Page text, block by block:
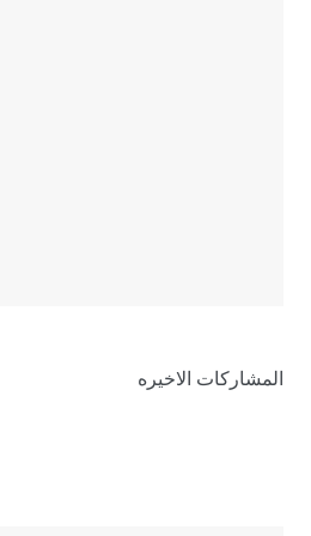
المشاركات الاخيره